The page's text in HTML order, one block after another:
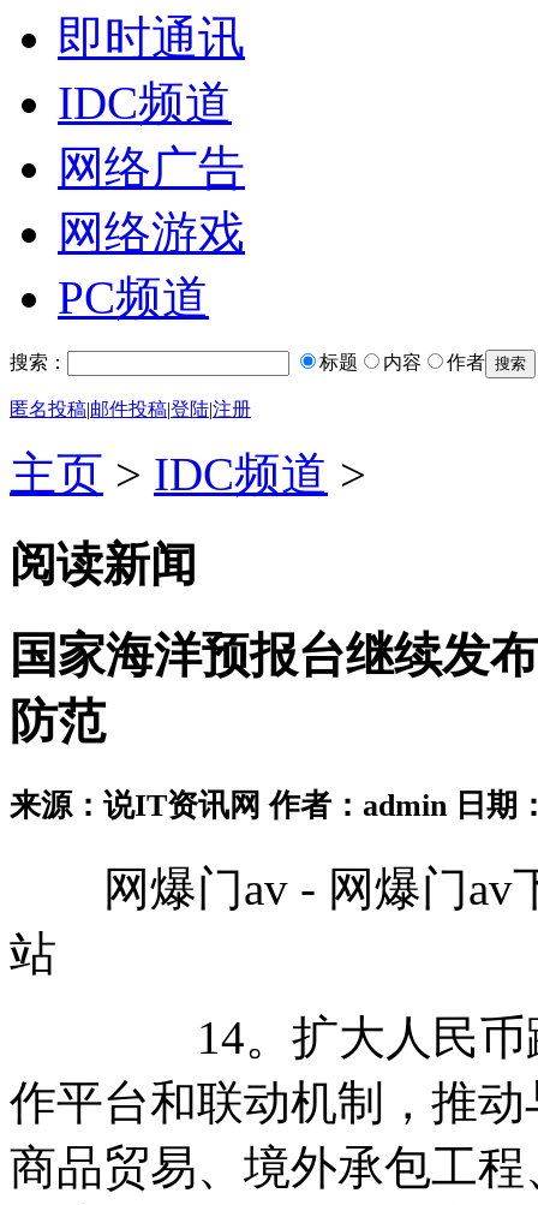
即时通讯
IDC频道
网络广告
网络游戏
PC频道
搜索： 标题 内容 作者
匿名投稿|邮件投稿|登陆|注册
主页 > IDC频道 >
阅读新闻
国家海洋预报台继续发
防范
来源：说IT资讯网 作者：admin 日期
网爆门av - 网爆门av
站
14。扩大人民币跨
作平台和联动机制，推
商品贸易、境外承包工